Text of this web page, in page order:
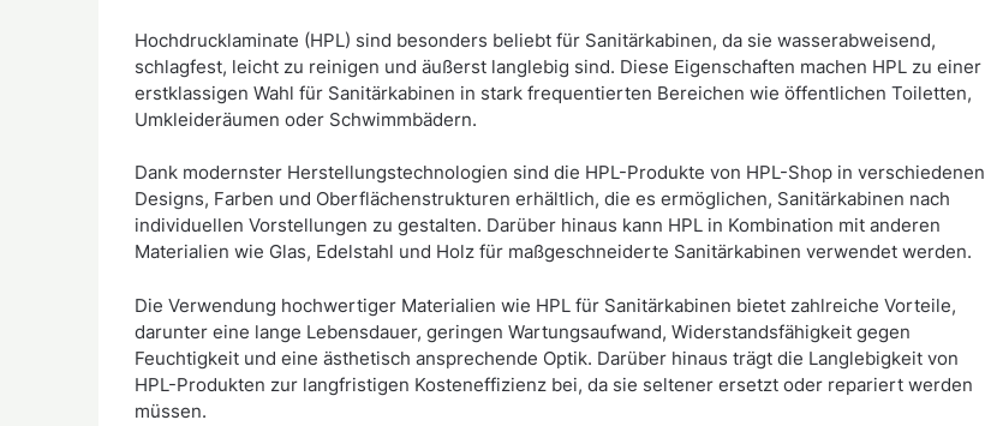
Hochdrucklaminate (HPL) sind besonders beliebt für Sanitärkabinen, da sie wasserabweisend,
schlagfest, leicht zu reinigen und äußerst langlebig sind. Diese Eigenschaften machen HPL zu einer
erstklassigen Wahl für Sanitärkabinen in stark frequentierten Bereichen wie öffentlichen Toiletten,
Umkleideräumen oder Schwimmbädern.
Dank modernster Herstellungstechnologien sind die HPL-Produkte von HPL-Shop in verschiedenen
Designs, Farben und Oberflächenstrukturen erhältlich, die es ermöglichen, Sanitärkabinen nach
individuellen Vorstellungen zu gestalten. Darüber hinaus kann HPL in Kombination mit anderen
Materialien wie Glas, Edelstahl und Holz für maßgeschneiderte Sanitärkabinen verwendet werden.
Die Verwendung hochwertiger Materialien wie HPL für Sanitärkabinen bietet zahlreiche Vorteile,
darunter eine lange Lebensdauer, geringen Wartungsaufwand, Widerstandsfähigkeit gegen
Feuchtigkeit und eine ästhetisch ansprechende Optik. Darüber hinaus trägt die Langlebigkeit von
HPL-Produkten zur langfristigen Kosteneffizienz bei, da sie seltener ersetzt oder repariert werden
müssen.